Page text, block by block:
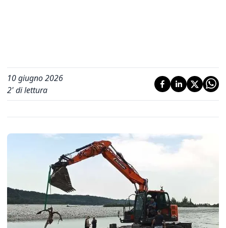
10 giugno 2026
2' di lettura